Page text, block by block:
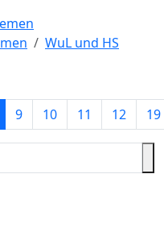
WuL und HS
9 10 11 12 19